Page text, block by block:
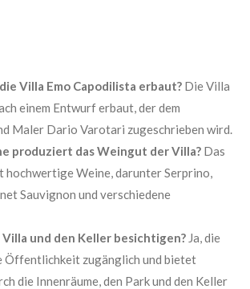
Villa Emo Capodilista erbaut?Die Villa
einem Entwurf erbaut, der dem
Maler Dario Varotari zugeschrieben wird.
produziert das Weingut der Villa?Das
hochwertige Weine, darunter Serprino,
Sauvignon und verschiedene
Villa und den Keller besichtigen?Ja, die
Öffentlichkeit zugänglich und bietet
die Innenräume, den Park und den Keller